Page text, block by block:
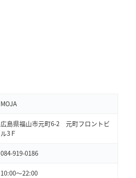
MOJA
広島県福山市元町6-2 元町フロントビ
ル3Ｆ
084-919-0186
10:00〜22:00